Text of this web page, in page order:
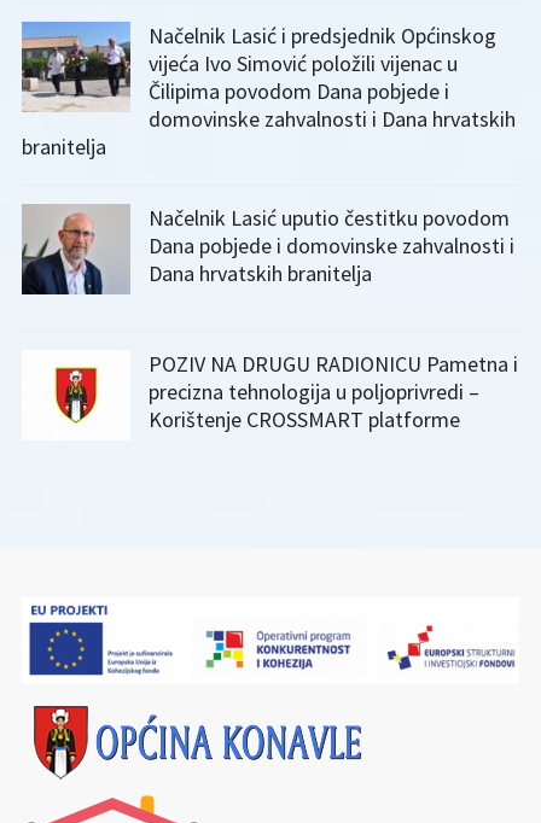
Načelnik Lasić i predsjednik Općinskog
vijeća Ivo Simović položili vijenac u
Čilipima povodom Dana pobjede i
domovinske zahvalnosti i Dana hrvatskih
branitelja
Načelnik Lasić uputio čestitku povodom
Dana pobjede i domovinske zahvalnosti i
Dana hrvatskih branitelja
POZIV NA DRUGU RADIONICU Pametna i
precizna tehnologija u poljoprivredi –
Korištenje CROSSMART platforme